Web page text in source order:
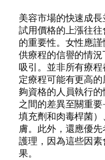
美容市場的快速成
試用價格的上漲往
的重要性。女性應
供療程的信譽的情
吸引。並非所有療
定療程可能有更高
夠資格的人員執行
之間的差異至關重
填充劑和肉毒桿菌
膚。此外，還應優
護理，因為這些因
果。